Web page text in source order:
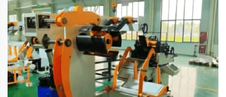
meningkatkan efisiensi produksi dan kualitas. Model
tiga-dalam-satu bersifat efisien, presisi, dan stabil,
mengurangi biaya ...